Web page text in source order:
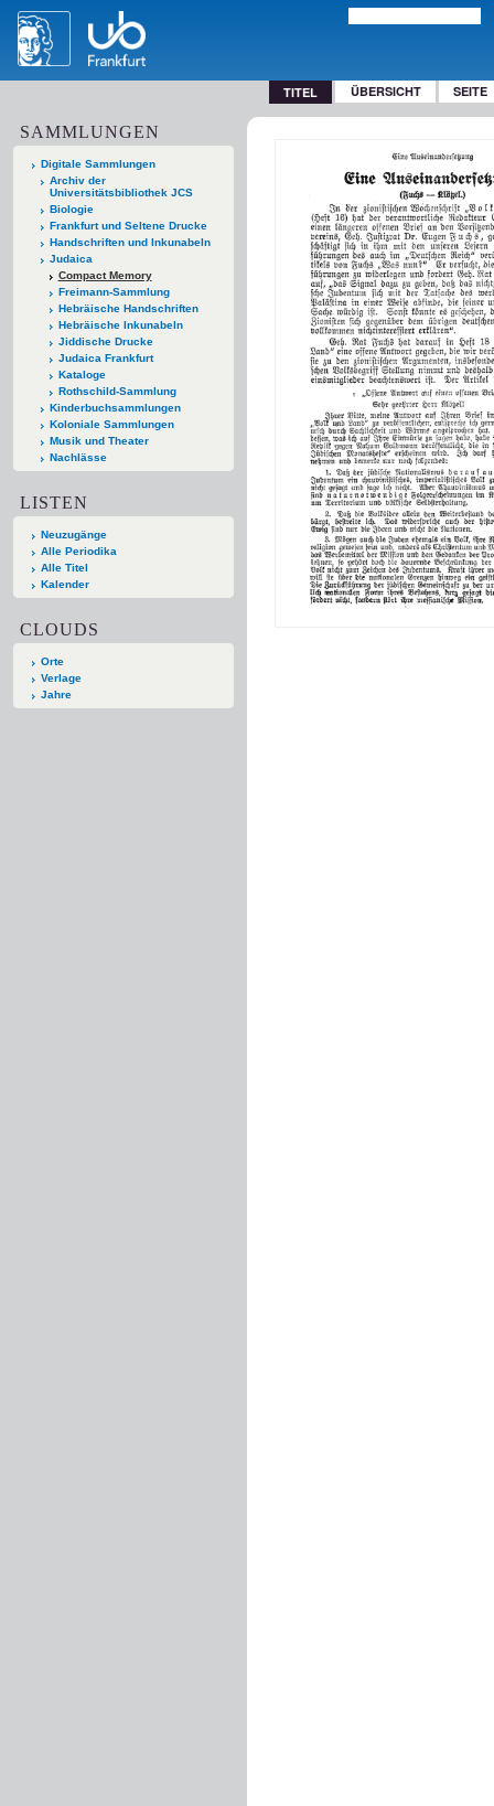
TITEL ÜBERSICHT SEITE
SAMMLUNGEN
Digitale Sammlungen
Archiv der
Universitätsbibliothek JCS
Biologie
Frankfurt und Seltene Drucke
Handschriften und Inkunabeln
Judaica
Compact Memory
Freimann-Sammlung
Hebräische Handschriften
Hebräische Inkunabeln
Jiddische Drucke
Judaica Frankfurt
Kataloge
Rothschild-Sammlung
Kinderbuchsammlungen
Koloniale Sammlungen
Musik und Theater
Nachlässe
LISTEN
Neuzugänge
Alle Periodika
Alle Titel
Kalender
CLOUDS
Orte
Verlage
Jahre